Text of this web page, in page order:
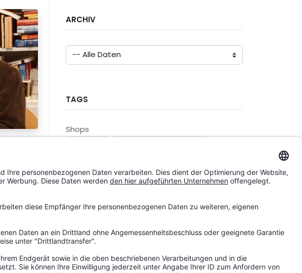
ARCHIV
TAGS
Shops
Genderkingen Heubach Kiew Posen
Arbeitskultur
Ausbildung
Führungsleitbild
MachwasmitImpact
Nachhaltigkeit